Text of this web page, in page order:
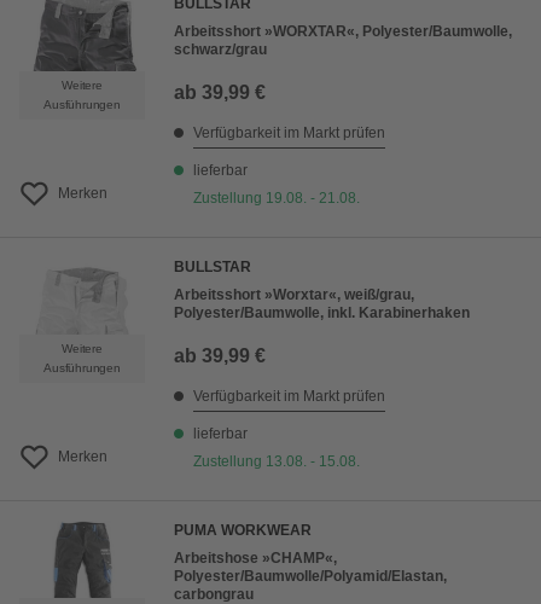
Weitere
Ausführungen
Merken
BULLSTAR
Arbeitsshort »WORXTAR«, Polyester/Baumwolle,
schwarz/grau
ab 39,99 €
Verfügbarkeit im Markt prüfen
lieferbar
Zustellung 19.08. - 21.08.
Weitere
Ausführungen
Merken
BULLSTAR
Arbeitsshort »Worxtar«, weiß/grau,
Polyester/Baumwolle, inkl. Karabinerhaken
ab 39,99 €
Verfügbarkeit im Markt prüfen
lieferbar
Zustellung 13.08. - 15.08.
PUMA WORKWEAR
Arbeitshose »CHAMP«,
Polyester/Baumwolle/Polyamid/Elastan,
carbongrau